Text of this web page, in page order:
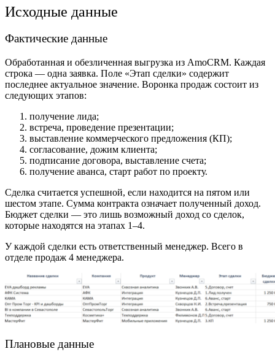
Исходные данные
Фактические данные
Обработанная и обезличенная выгрузка из AmoCRM. Каждая
строка — одна заявка. Поле «Этап сделки» содержит
последнее актуальное значение. Воронка продаж состоит из
следующих этапов:
получение лида;
встреча, проведение презентации;
выставление коммерческого предложения (КП);
согласование, дожим клиента;
подписание договора, выставление счета;
получение аванса, старт работ по проекту.
Сделка считается успешной, если находится на пятом или
шестом этапе. Сумма контракта означает полученный доход.
Бюджет сделки — это лишь возможный доход со сделок,
которые находятся на этапах 1–4.
У каждой сделки есть ответственный менеджер. Всего в
отделе продаж 4 менеджера.
Плановые данные